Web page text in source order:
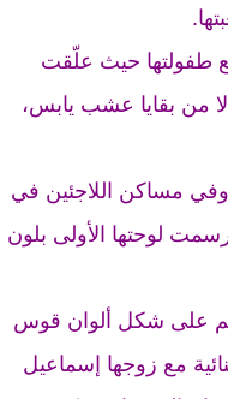
طفولتها حيث علّقت
من بقايا عشب يابس،
مساكن اللاجئين في
لوحتها الأولى بلون
على شكل ألوان قوس
مع زوجها إسماعيل